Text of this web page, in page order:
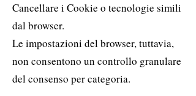
Cancellare i Cookie o tecnologie simili
dal browser.
Le impostazioni del browser, tuttavia,
non consentono un controllo granulare
del consenso per categoria.